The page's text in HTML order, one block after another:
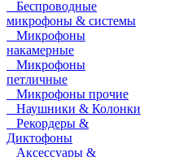
Беспроводные
микрофоны & системы
Микрофоны
накамерные
Микрофоны
петличные
Микрофоны прочие
Наушники & Колонки
Рекордеры &
Диктофоны
Аксессуары &